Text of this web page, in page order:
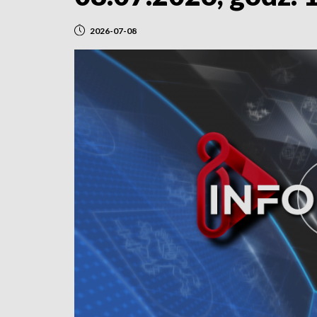
2026-07-08